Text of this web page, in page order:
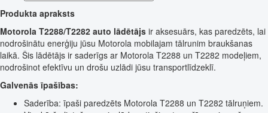
Produkta apraksts
Motorola T2288/T2282 auto lādētājs ir aksesuārs, kas paredzēts, lai
nodrošinātu enerģiju jūsu Motorola mobilajam tālrunim braukšanas
laikā. Šis lādētājs ir saderīgs ar Motorola T2288 un T2282 modeļiem,
nodrošinot efektīvu un drošu uzlādi jūsu transportlīdzeklī.
Galvenās īpašības:
Saderība: īpaši paredzēts Motorola T2288 un T2282 tālruņiem.